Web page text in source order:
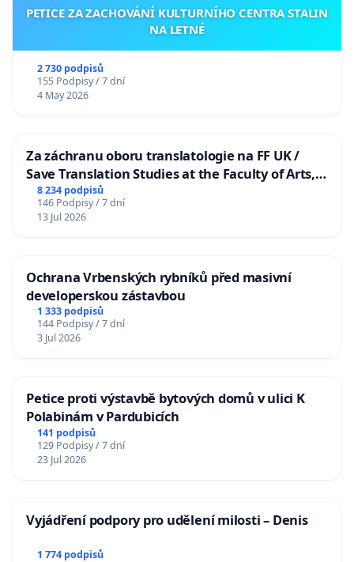
PETICE ZA ZACHOVÁNÍ KULTURNÍHO CENTRA STALIN
NA LETNÉ
2 730 podpisů
155 Podpisy / 7 dní
4 May 2026
Za záchranu oboru translatologie na FF UK /
Save Translation Studies at the Faculty of Arts,
Charles University
8 234 podpisů
146 Podpisy / 7 dní
13 Jul 2026
Ochrana Vrbenských rybníků před masivní
developerskou zástavbou
1 333 podpisů
144 Podpisy / 7 dní
3 Jul 2026
Petice proti výstavbě bytových domů v ulici K
Polabinám v Pardubicích
141 podpisů
129 Podpisy / 7 dní
23 Jul 2026
Vyjádření podpory pro udělení milosti – Denis
1 774 podpisů